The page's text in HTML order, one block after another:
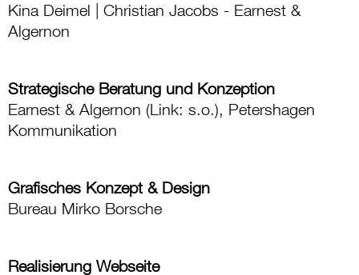
Kina Deimel | Christian Jacobs - Earnest &
Algernon
Strategische Beratung und Konzeption
Earnest & Algernon (Link: s.o.), Petershagen
Kommunikation
Grafisches Konzept & Design
Bureau Mirko Borsche
Realisierung Webseite